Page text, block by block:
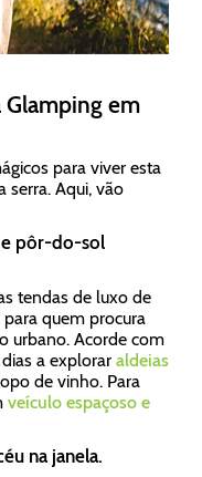
Glamping em
para viver esta
serra. Aqui, vão
e pôr-do-sol
tendas de luxo de
quem procura
urbano. Acorde com
a explorar aldeias
de vinho. Para
veículo espaçoso e
na janela.